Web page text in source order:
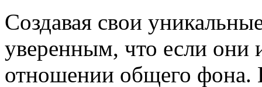
Создавая свои
уверенным, что если они
отношении общего фона.